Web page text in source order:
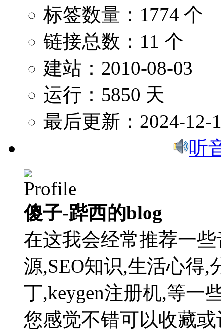
标签数量：1774 个
链接总数：11 个
建站：2010-08-03
运行：5850 天
最后更新：2024-12-
听
傻子-跸西的blog
在这我会经常推荐一
源,SEO知识,生活心得,
丁,keygen注册机,等一
您感觉不错可以收藏